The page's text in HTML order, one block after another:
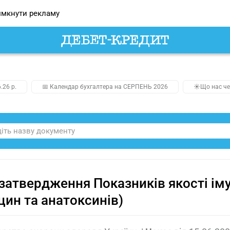
рекламу
р. 📅 Календар бухгалтера на СЕРПЕНЬ 2026 ☀️Що нас
Показників якості
та анатоксинів)